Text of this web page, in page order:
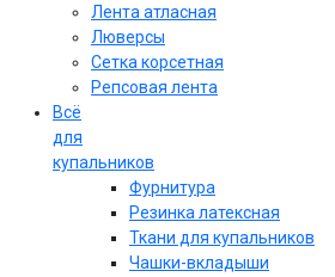
Лента атласная
Люверсы
Сетка корсетная
Репсовая лента
Всё
для
купальников
Фурнитура
Резинка латексная
Ткани для купальников
Чашки-вкладыши